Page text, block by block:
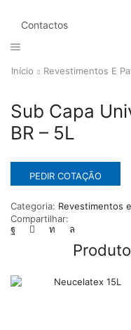
Contactos
Início Revestimentos E
Sub Capa
BR – 5L
PEDIR COTAÇÃO
Categoria: Revestimentos
Compartilhar: